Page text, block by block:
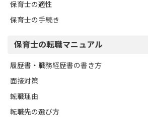
保育士の適性
保育士の手続き
保育士の転職マニュアル
履歴書・職務経歴書の書き方
面接対策
転職理由
転職先の選び方